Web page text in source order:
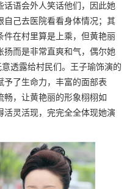
语会外人笑话他们，因此她
自己去医院看看身体情况；其
件在村里算是上乘，但黄艳丽
而是非常直爽和气，偶尔她
透露给村民们。王子瑜饰演的
予了生命力，丰富的面部表
畅，让黄艳丽的形象栩栩如
活灵活现，完完全全体现她演